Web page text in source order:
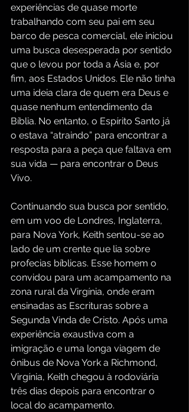
experiências de quase morte
trabalhando com seu pai em seu
barco de pesca comercial, ele iniciou
uma busca desesperada por sentido
que o levou por toda a Ásia e, por
fim, aos Estados Unidos. Ele não tinha
uma ideia clara de quem era Deus e
quase nenhum entendimento da
Bíblia. No entanto, o Espírito Santo já
o estava “atraindo” para encontrar a
resposta para a peça que faltava em
sua vida — para encontrar o Deus
Vivo.
Continuando sua busca por sentido,
em um voo de Londres, Inglaterra,
para Nova York, Keith sentou-se ao
lado de um crente que lia sobre
profecias bíblicas. Esse homem o
convidou para um acampamento na
zona rural da Virgínia, onde eram
ensinadas as Escrituras sobre a
Segunda Vinda de Cristo. Após uma
experiência exaustiva com a
imigração e uma longa viagem de
ônibus de Nova York a Richmond,
Virgínia, Keith chegou à rodoviária
três dias depois para encontrar o
local do acampamento.